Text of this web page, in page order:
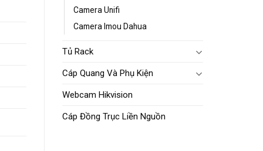
Camera Unifi
Camera Imou Dahua
Tủ Rack
Cáp Quang Và Phụ Kiện
Webcam Hikvision
Cáp Đồng Trục Liền Nguồn